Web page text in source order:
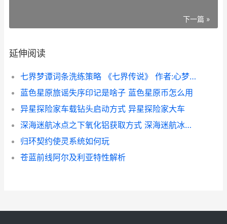
下一篇 »
延伸阅读
七界梦谭词条洗练策略 《七界传说》 作者:心梦无痕
蓝色星原旅谣失序印记是啥子 蓝色星原币怎么用
异星探险家车载钻头启动方式 异星探险家大车
深海迷航冰点之下氧化铝获取方式 深海迷航冰点之下金刚石在哪
归环契约使灵系统如何玩
苍蓝前线阿尔及利亚特性解析